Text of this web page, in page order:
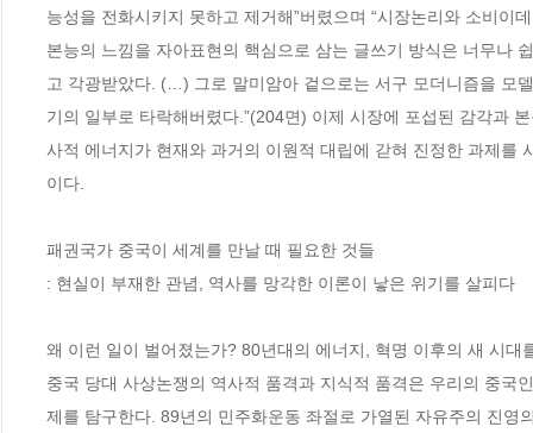
능성을 전화시키지 못하고 제거해”버렸으며 “시장논리와 소비이
본능의 느낌을 자아표현의 핵심으로 삼는 글쓰기 방식은 너무나
고 각광받았다. (…) 그로 말미암아 겉으로는 서구 모더니즘을 모
기의 일부로 타락해버렸다.”(204면) 이제 시장에 포섭된 감각과
사적 에너지가 현재와 과거의 이원적 대립에 갇혀 진정한 과제를
이다.
패권국가 중국이 세계를 만날 때 필요한 것들
: 현실이 부재한 관념, 역사를 망각한 이론이 낳은 위기를 살피다
왜 이런 일이 벌어졌는가? 80년대의 에너지, 혁명 이후의 새 시
중국 당대 사상논쟁의 역사적 품격과 지식적 품격은 우리의 중국
제를 탐구한다. 89년의 민주화운동 좌절로 가열된 자유주의 진